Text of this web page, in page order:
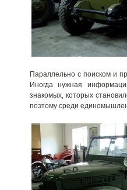
Параллельно с поиском и
Иногда нужная
знакомых, которых
поэтому среди